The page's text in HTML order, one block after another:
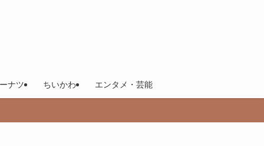
ナツ ちいかわ エンタメ・芸能